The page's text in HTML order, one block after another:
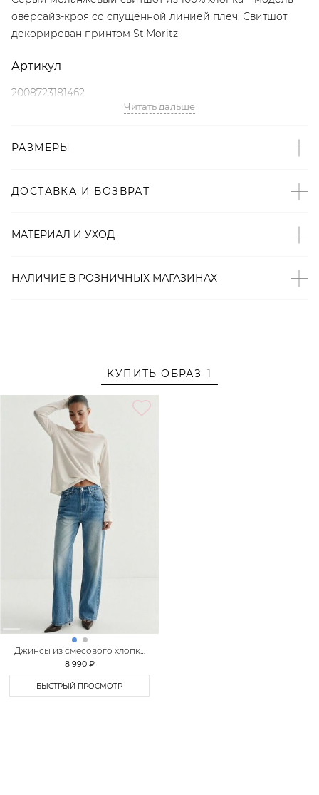
оверсайз-кроя со спущенной линией плеч. Свитшот
декорирован принтом St.Moritz.
Артикул
2008723181462
– Дизайн: Санкт-Петербург, Россия;
гипоаллергенный материал, который хорошо «дышит»;
– Принт St.Moritz;
контролем бренда: КНР.
Читать дальше
РАЗМЕРЫ
ДОСТАВКА И ВОЗВРАТ
МАТЕРИАЛ И УХОД
НАЛИЧИЕ В РОЗНИЧНЫХ МАГАЗИНАХ
КУПИТЬ ОБРАЗ 1
Джинсы из смесового хлопка
TOPTOP
8 990 ₽
БЫСТРЫЙ ПРОСМОТР